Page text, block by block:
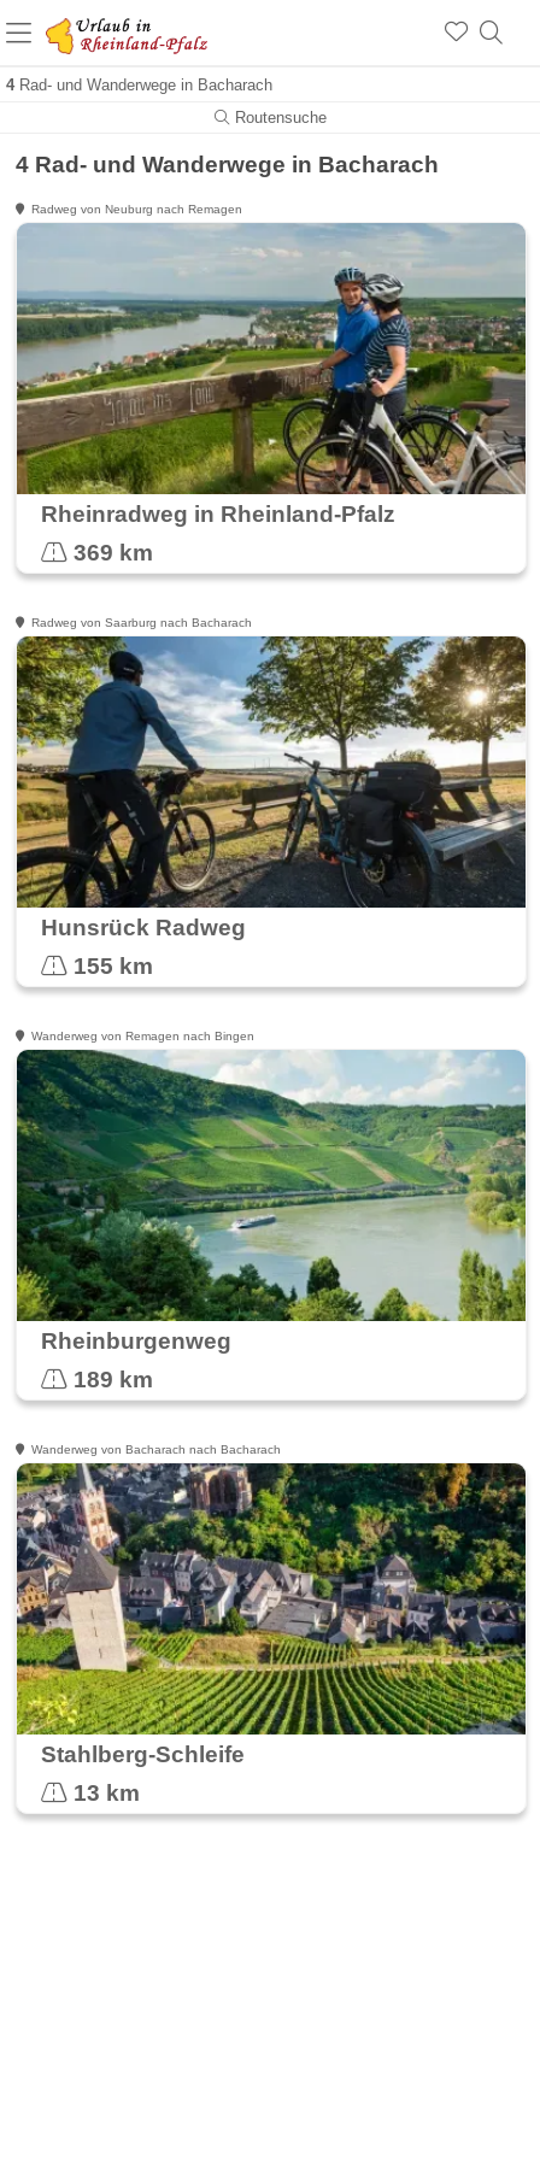
4Rad- und Wanderwege in Bacharach
Routensuche
+1.500 Unterkünfte in Rheinland-Pfalz
+1.000 Sehenswürdigkeiten
4 Rad- und Wanderwege in Bacharach
Radweg von Neuburg nach Remagen
Rheinradweg in Rheinland-Pfalz
369 km
Radweg von Saarburg nach Bacharach
Hunsrück Radweg
155 km
Wanderweg von Remagen nach Bingen
Rheinburgenweg
189 km
Wanderweg von Bacharach nach Bacharach
Stahlberg-Schleife
13 km